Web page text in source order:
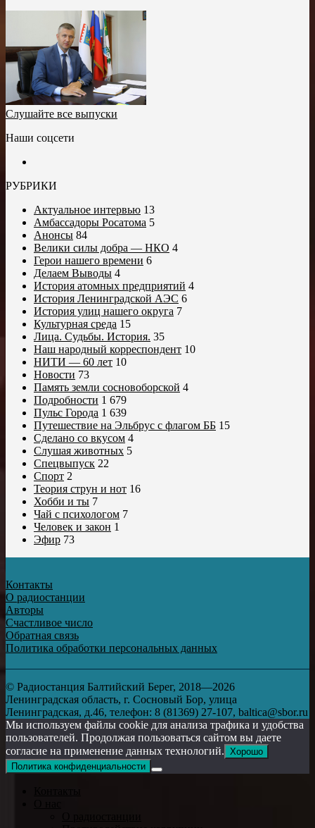
Слушайте все выпуски
Наши соцсети
РУБРИКИ
Актуальное интервью 13
Амбассадоры Росатома 5
Анонсы 84
Велики силы добра — НКО 4
Герои нашего времени 6
Делаем Выводы 4
История атомных предприятий 4
История Ленинградской АЭС 6
История улиц нашего округа 7
Культурная среда 15
Лица. Судьбы. История. 35
Наш народный корреспондент 10
НИТИ — 60 лет 10
Новости 73
Память земли сосновоборской 4
Подробности 1 679
Пульс Города 1 639
Путешествие на Эльбрус с флагом ББ 15
Сделано со вкусом 4
Слушая животных 5
Спецвыпуск 22
Спорт 2
Теория струн и нот 16
Хобби и ты 7
Чай с психологом 7
Человек и закон 1
Эфир 73
Контакты
О радиостанции
Авторы
Счастливое число
Обратная связь
Политика обработки персональных данных
© Радиостанция Балтийский Берег, 2018—2026
Ленинградская область, г. Сосновый Бор, улица
Ленинградская, д.46, телефон: 8 (81369) 27-107, baltica@sbor.ru
Мы используем файлы cookie для анализа трафика и удобства
пользователей. Продолжая пользоваться сайтом вы даете
согласие на применение данных технологий. Хорошо
Политика конфиденциальности